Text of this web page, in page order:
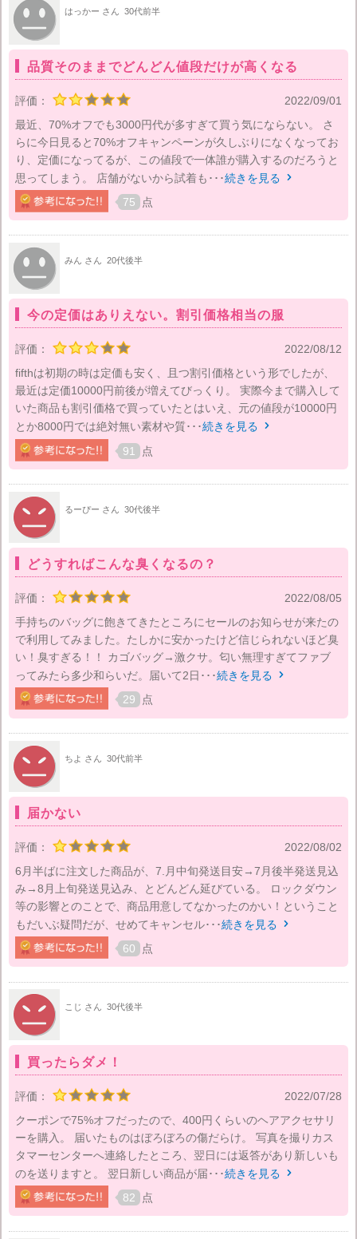
はっかー さん 30代前半
品質そのままでどんどん値段だけが高くなる
評価：
2022/09/01
最近、70%オフでも3000円代が多すぎて買う気にならない。 さ
らに今日見ると70%オフキャンペーンが久しぶりになくなってお
り、定価になってるが、この値段で一体誰が購入するのだろうと
思ってしまう。 店舗がないから試着も･･･続きを見る 
75 点
みん さん 20代後半
今の定価はありえない。割引価格相当の服
評価：
2022/08/12
fifthは初期の時は定価も安く、且つ割引価格という形でしたが、
最近は定価10000円前後が増えてびっくり。 実際今まで購入して
いた商品も割引価格で買っていたとはいえ、元の値段が10000円
とか8000円では絶対無い素材や質･･･続きを見る 
91 点
るーぴー さん 30代後半
どうすればこんな臭くなるの？
評価：
2022/08/05
手持ちのバッグに飽きてきたところにセールのお知らせが来たの
で利用してみました。たしかに安かったけど信じられないほど臭
い！臭すぎる！！ カゴバッグ→激クサ。匂い無理すぎてファブ
ってみたら多少和らいだ。届いて2日･･･続きを見る 
29 点
ちよ さん 30代前半
届かない
評価：
2022/08/02
6月半ばに注文した商品が、7.月中旬発送目安→7月後半発送見込
み→8月上旬発送見込み、とどんどん延びている。 ロックダウン
等の影響とのことで、商品用意してなかったのかい！ということ
もだいぶ疑問だが、せめてキャンセル･･･続きを見る 
60 点
こじ さん 30代後半
買ったらダメ！
評価：
2022/07/28
クーポンで75%オフだったので、400円くらいのヘアアクセサリ
ーを購入。 届いたものはぼろぼろの傷だらけ。 写真を撮りカス
タマーセンターへ連絡したところ、翌日には返答があり新しいも
のを送りますと。 翌日新しい商品が届･･･続きを見る 
82 点